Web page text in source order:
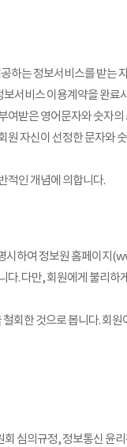
하는 정보서비스를 받는
보서비스 이용계약을 완료
여받은 영어문자와 숫자의
원 자신이 선정한 문자와
적인 개념에 의합니다.
시하여 정보원 홈페이지
. 다만, 회원에게 불리
회한 것으로 봅니다. 회
심의규정, 정보통신 윤